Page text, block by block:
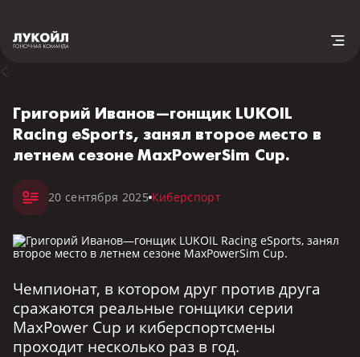
Григорий Иванов—гонщик LUKOIL
Racing eSports, занял второе место в
летнем сезоне MaxPowerSim Cup.
20 сентября 2025 Киберспорт
Чемпионат, в котором друг против друга
сражаются реальные гонщики серии
MaxPower Cup и киберспортсмены
проходит несколько раз в год.